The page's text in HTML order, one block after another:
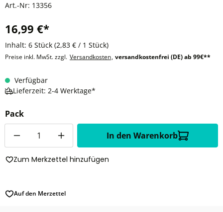
Art.-Nr: 13356
16,99 €*
Inhalt: 6 Stück (2,83 € / 1 Stück)
Preise inkl. MwSt. zzgl. Versandkosten, versandkostenfrei (DE) ab 99€**
Verfügbar
Lieferzeit: 2-4 Werktage*
Pack
In den Warenkorb
Zum Merkzettel hinzufügen
Auf den Merzettel